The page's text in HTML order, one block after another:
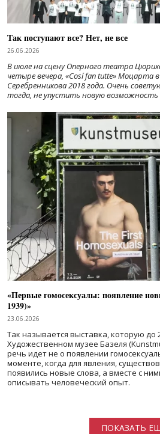
Так поступают все? Нет, не все
26.06.2026
В июле на сцену Оперного театра
четыре вечера, «Cosí fan tutte» Моцарта
Серебренникова 2018 года. Очень
тогда, не упустить новую возможность
«Первые гомосексуалы: появление
1939)»
23.06.2026
Так называется выставка, которую до
Художественном музее Базеля
речь идет не о появлении
моменте, когда для явления,
появились новые слова, а вместе с
описывать человеческий опыт.
ПОКАЗАТЬ